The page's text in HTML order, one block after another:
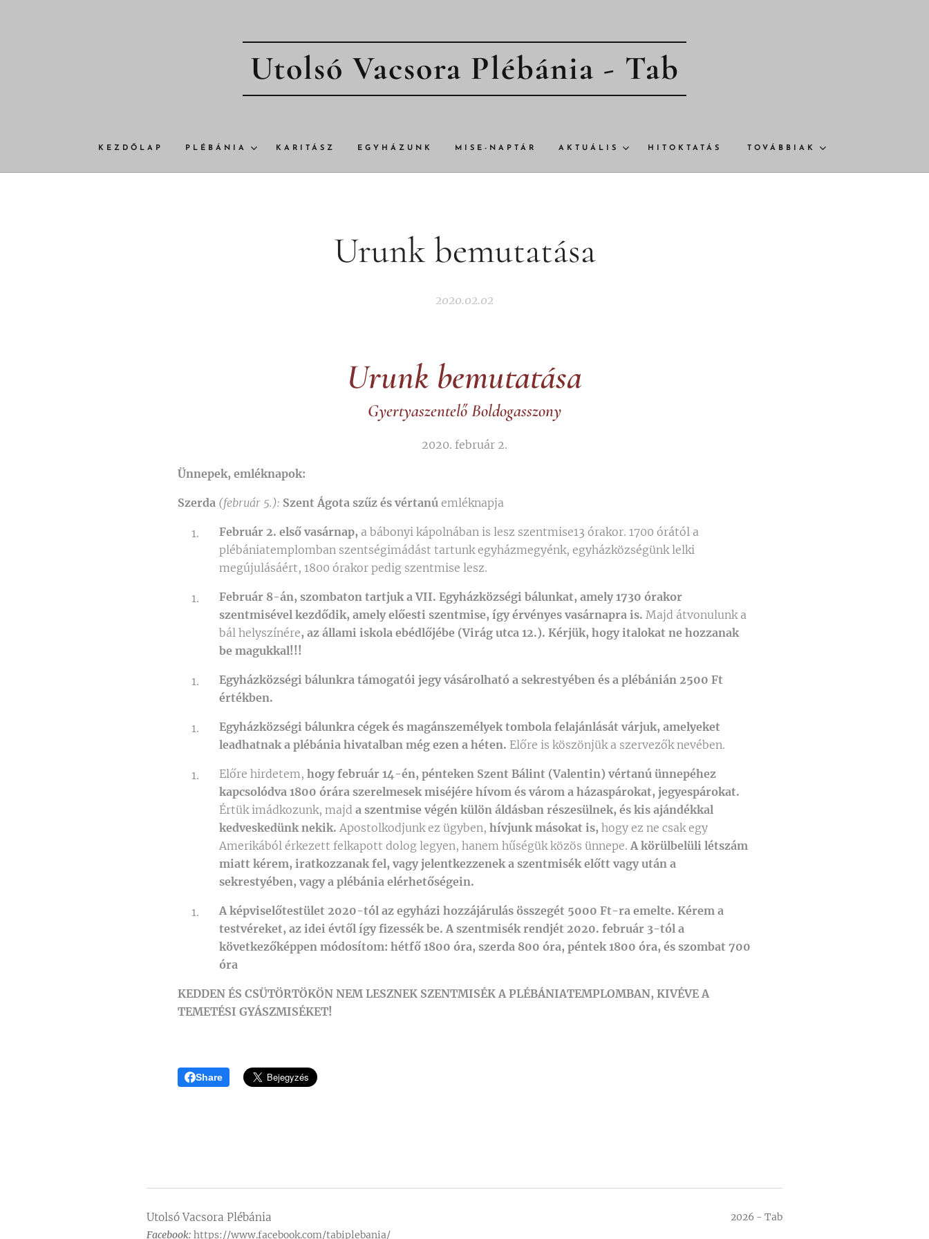
Utolsó Vacsora Plébánia - Tab
KEZDŐLAP PLÉBÁNIA KARITÁSZ EGYHÁZUNK MISE-NAPTÁR AKTUÁLIS HITOKTATÁS TOVÁBBIAK
Urunk bemutatása
2020.02.02
Urunk bemutatása
Gyertyaszentelő Boldogasszony
2020. február 2.
Ünnepek, emléknapok:
Szerda (február 5.): Szent Ágota szűz és vértanú emléknapja
Február 2. első vasárnap, a bábonyi kápolnában is lesz szentmise13 órakor. 1700 órától a
plébániatemplomban szentségimádást tartunk egyházmegyénk, egyházközségünk lelki
megújulásáért, 1800 órakor pedig szentmise lesz.
Február 8-án, szombaton tartjuk a VII. Egyházközségi bálunkat, amely 1730 órakor
szentmisével kezdődik, amely előesti szentmise, így érvényes vasárnapra is. Majd átvonulunk a
bál helyszínére, az állami iskola ebédlőjébe (Virág utca 12.). Kérjük, hogy italokat ne hozzanak
be magukkal!!!
Egyházközségi bálunkra támogatói jegy vásárolható a sekrestyében és a plébánián 2500 Ft
értékben.
Egyházközségi bálunkra cégek és magánszemélyek tombola felajánlását várjuk, amelyeket
leadhatnak a plébánia hivatalban még ezen a héten. Előre is köszönjük a szervezők nevében.
Előre hirdetem, hogy február 14-én, pénteken Szent Bálint (Valentin) vértanú ünnepéhez
kapcsolódva 1800 órára szerelmesek miséjére hívom és várom a házaspárokat, jegyespárokat.
Értük imádkozunk, majd a szentmise végén külön áldásban részesülnek, és kis ajándékkal
kedveskedünk nekik. Apostolkodjunk ez ügyben, hívjunk másokat is, hogy ez ne csak egy
Amerikából érkezett felkapott dolog legyen, hanem hűségük közös ünnepe.A körülbelüli létszám
miatt kérem, iratkozzanak fel, vagy jelentkezzenek a szentmisék előtt vagy után a
sekrestyében, vagy a plébánia elérhetőségein.
A képviselőtestület 2020-tól az egyházi hozzájárulás összegét 5000 Ft-ra emelte. Kérem a
testvéreket, az idei évtől így fizessék be. A szentmisék rendjét 2020. február 3-tól a
következőképpen módosítom: hétfő 1800 óra, szerda 800 óra, péntek 1800 óra, és szombat 700
óra
KEDDEN ÉS CSÜTÖRTÖKÖN NEM LESZNEK SZENTMISÉK A PLÉBÁNIATEMPLOMBAN, KIVÉVE A
TEMETÉSI GYÁSZMISÉKET!
Share
Utolsó Vacsora Plébánia
Facebook: https://www.facebook.com/tabiplebania/
2026 - Tab